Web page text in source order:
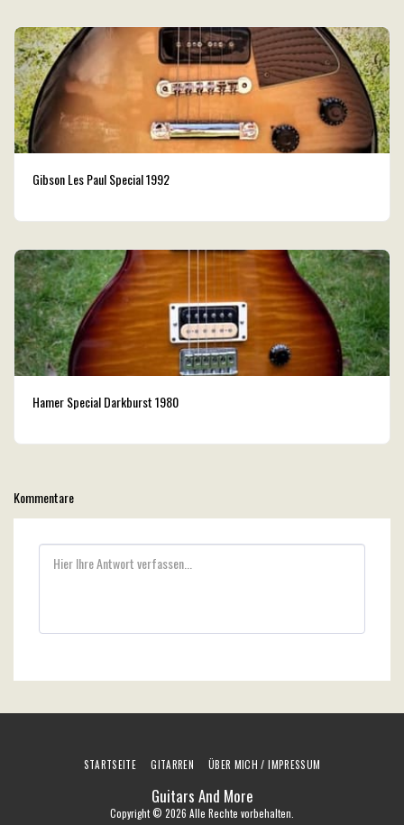
Gibson Les Paul Special 1992
Hamer Special Darkburst 1980
Kommentare
Guitars And More
Copyright © 2026 Alle Rechte vorbehalten.
STARTSEITE GITARREN ÜBER MICH / IMPRESSUM